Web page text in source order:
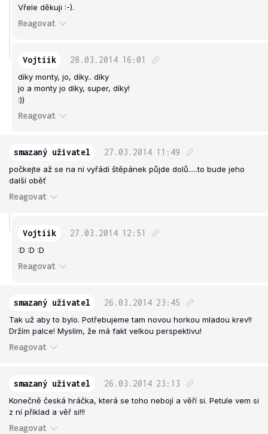
Vřele děkuji :-).
Reagovat
Vojtiik 28.03.2014 16:01
díky monty, jo, díky.. díky
jo a monty jo díky, super, díky!
:))
Reagovat
smazaný uživatel 27.03.2014 11:49
počkejte až se na ní vyřádí štěpánek půjde dolů.....to bude jeho
další oběť
Reagovat
Vojtiik 27.03.2014 12:51
:D :D :D
Reagovat
smazaný uživatel 26.03.2014 23:45
Tak už aby to bylo. Potřebujeme tam novou horkou mladou krev!!
Držím palce! Myslím, že má fakt velkou perspektivu!
Reagovat
smazaný uživatel 26.03.2014 23:13
Konečně česká hráčka, která se toho nebojí a věří si. Petule vem si
z ní příklad a věř si!!!
Reagovat